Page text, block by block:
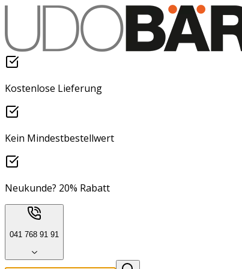
Kostenlose Lieferung
Kein Mindestbestellwert
Neukunde? 20% Rabatt
041 768 91 91